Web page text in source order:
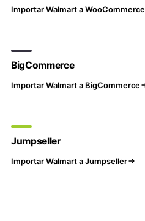
Importar Walmart a WooCommerce
BigCommerce
Importar Walmart a BigCommerce
Jumpseller
Importar Walmart a Jumpseller